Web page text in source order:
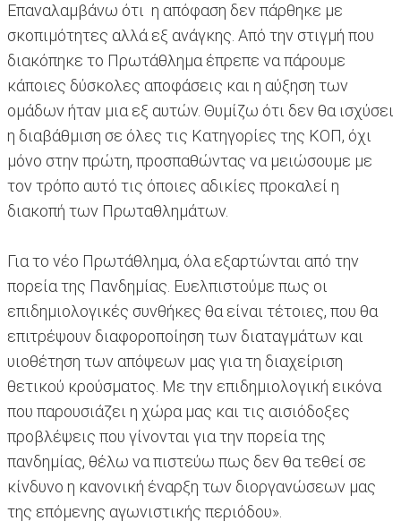
Επαναλαμβάνω ότι η απόφαση δεν πάρθηκε με
σκοπιμότητες αλλά εξ ανάγκης. Από την στιγμή που
διακόπηκε το Πρωτάθλημα έπρεπε να πάρουμε
κάποιες δύσκολες αποφάσεις και η αύξηση των
ομάδων ήταν μια εξ αυτών. Θυμίζω ότι δεν θα ισχύσει
η διαβάθμιση σε όλες τις Κατηγορίες της ΚΟΠ, όχι
μόνο στην πρώτη, προσπαθώντας να μειώσουμε με
τον τρόπο αυτό τις όποιες αδικίες προκαλεί η
διακοπή των Πρωταθλημάτων.
Για το νέο Πρωτάθλημα, όλα εξαρτώνται από την
πορεία της Πανδημίας. Ευελπιστούμε πως οι
επιδημιολογικές συνθήκες θα είναι τέτοιες, που θα
επιτρέψουν διαφοροποίηση των διαταγμάτων και
υιοθέτηση των απόψεων μας για τη διαχείριση
θετικού κρούσματος. Με την επιδημιολογική εικόνα
που παρουσιάζει η χώρα μας και τις αισιόδοξες
προβλέψεις που γίνονται για την πορεία της
πανδημίας, θέλω να πιστεύω πως δεν θα τεθεί σε
κίνδυνο η κανονική έναρξη των διοργανώσεων μας
της επόμενης αγωνιστικής περιόδου».